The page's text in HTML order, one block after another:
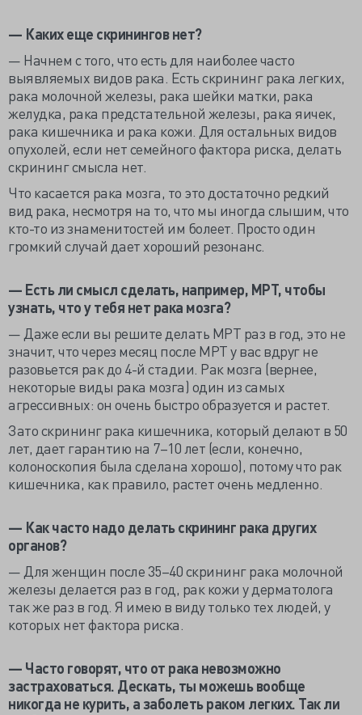
— Каких еще скринингов нет?
— Начнем с того, что есть для наиболее часто
выявляемых видов рака. Есть скрининг рака легких,
рака молочной железы, рака шейки матки, рака
желудка, рака предстательной железы, рака яичек,
рака кишечника и рака кожи. Для остальных видов
опухолей, если нет семейного фактора риска, делать
скрининг смысла нет.
Что касается рака мозга, то это достаточно редкий
вид рака, несмотря на то, что мы иногда слышим, что
кто-то из знаменитостей им болеет. Просто один
громкий случай дает хороший резонанс.
— Есть ли смысл сделать, например, МРТ, чтобы
узнать, что у тебя нет рака мозга?
— Даже если вы решите делать МРТ раз в год, это не
значит, что через месяц после МРТ у вас вдруг не
разовьется рак до 4-й стадии. Рак мозга (вернее,
некоторые виды рака мозга) один из самых
агрессивных: он очень быстро образуется и растет.
Зато скрининг рака кишечника, который делают в 50
лет, дает гарантию на 7–10 лет (если, конечно,
колоноскопия была сделана хорошо), потому что рак
кишечника, как правило, растет очень медленно.
— Как часто надо делать скрининг рака других
органов?
— Для женщин после 35–40 скрининг рака молочной
железы делается раз в год, рак кожи у дерматолога
так же раз в год. Я имею в виду только тех людей, у
которых нет фактора риска.
— Часто говорят, что от рака невозможно
застраховаться. Дескать, ты можешь вообще
никогда не курить, а заболеть раком легких. Так ли